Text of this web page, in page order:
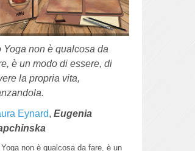
Yoga non è qualcosa da
è un modo di essere, di
la propria vita,
Eynard, Eugenia
Yoga non è qualcosa da fare, è un